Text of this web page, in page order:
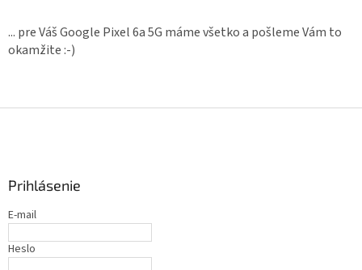
... pre Váš Google Pixel 6a 5G máme všetko a pošleme Vám to
okamžite :-)
Prihlásenie
E-mail
Heslo